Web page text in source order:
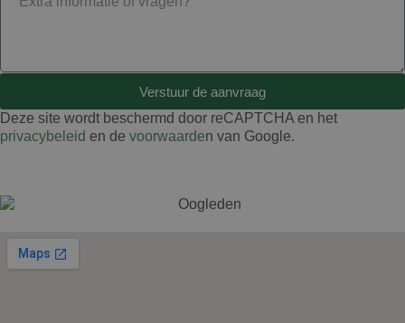
Verstuur de aanvraag
Deze site wordt beschermd door reCAPTCHA en het
privacybeleid en de voorwaarden van Google.